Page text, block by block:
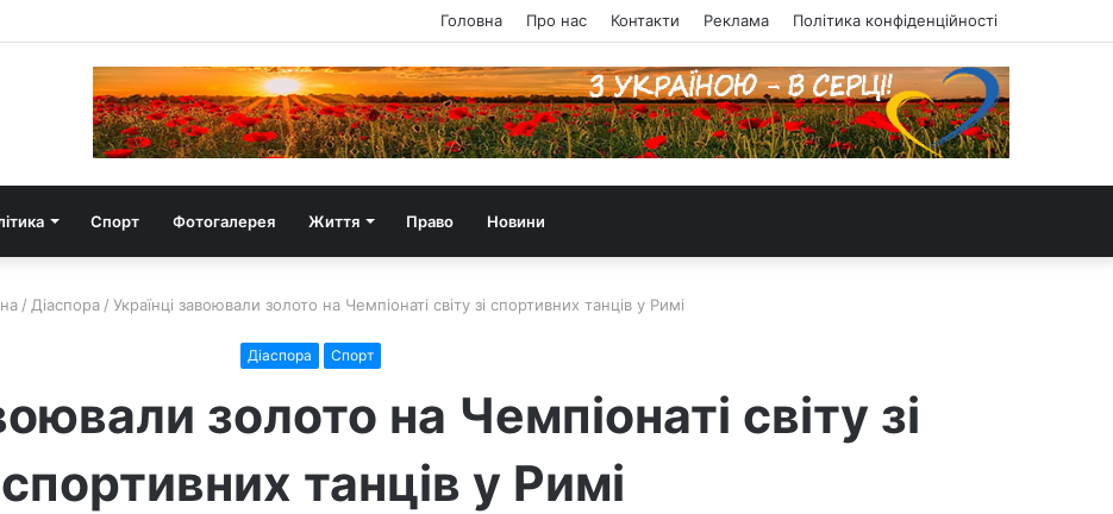
Головна Про нас Контакти Реклама Політика конфіденційності
Спорт Фотогалерея Життя Право Новини
/ Діаспора / Українці завоювали золото на Чемпіонаті світу зі спортивних танців у Римі
Діаспора Спорт
золото на Чемпіонаті світу зі
спортивних танців у Римі